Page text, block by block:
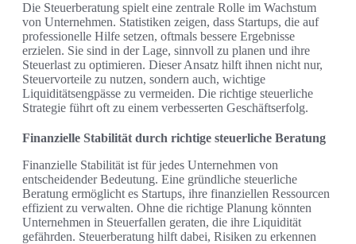
Die Steuerberatung spielt eine zentrale Rolle im Wachstum
von Unternehmen. Statistiken zeigen, dass Startups, die auf
professionelle Hilfe setzen, oftmals bessere Ergebnisse
erzielen. Sie sind in der Lage, sinnvoll zu planen und ihre
Steuerlast zu optimieren. Dieser Ansatz hilft ihnen nicht nur,
Steuervorteile zu nutzen, sondern auch, wichtige
Liquiditätsengpässe zu vermeiden. Die richtige steuerliche
Strategie führt oft zu einem verbesserten Geschäftserfolg.
Finanzielle Stabilität durch richtige steuerliche Beratung
Finanzielle Stabilität ist für jedes Unternehmen von
entscheidender Bedeutung. Eine gründliche steuerliche
Beratung ermöglicht es Startups, ihre finanziellen Ressourcen
effizient zu verwalten. Ohne die richtige Planung könnten
Unternehmen in Steuerfallen geraten, die ihre Liquidität
gefährden. Steuerberatung hilft dabei, Risiken zu erkennen